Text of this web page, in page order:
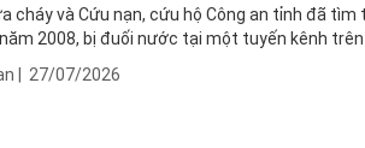
cháy và Cứu nạn, cứu hộ Công an tỉnh đã
2008, bị đuối nước tại một tuyến kênh trên
cho gia đình và chính ...
27/07/2026